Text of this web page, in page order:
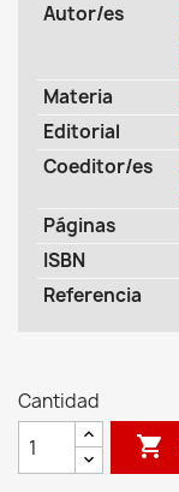
Autor/es
Materia
Editorial
Coeditor/es
Páginas
ISBN
Referencia
Cantidad
